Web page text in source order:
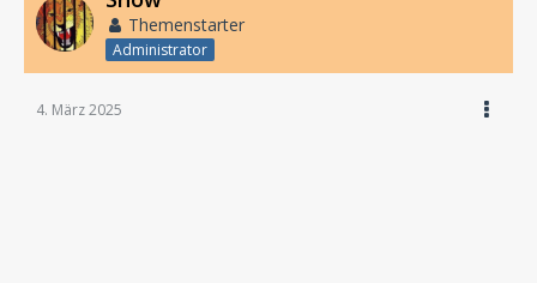
Themenstarter
Administrator
4. März 2025